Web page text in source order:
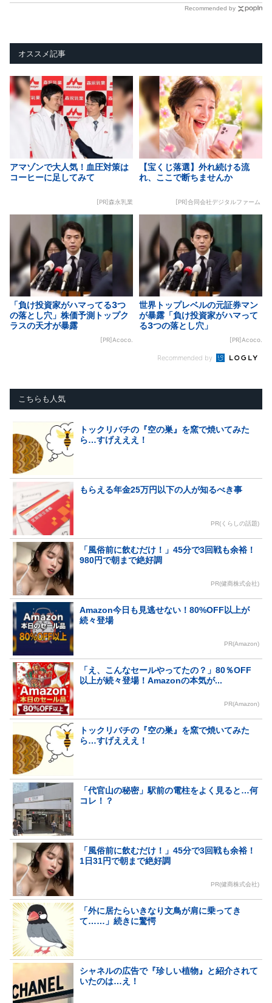
Recommended by
オススメ記事
アマゾンで大人気！血圧対策は
コーヒーに足してみて
[PR]森永乳業
【宝くじ落選】外れ続ける流
れ、ここで断ちませんか
[PR]合同会社デジタルファーム
「負け投資家がハマってる3つ
の落とし穴」株価予測トップク
ラスの天才が暴露
[PR]Acoco.
世界トップレベルの元証券マン
が暴露「負け投資家がハマって
る3つの落とし穴」
[PR]Acoco.
Recommended by
こちらも人気
トックリバチの『空の巣』を窯で焼いてみた
ら…すげえええ！
もらえる年金25万円以下の人が知るべき事
PR(くらしの話題)
「風俗前に飲むだけ！」45分で3回戦も余裕！
980円で朝まで絶好調
PR(健商株式会社)
Amazon今日も見逃せない！80%OFF以上が
続々登場
PR(Amazon)
「え、こんなセールやってたの？」80％OFF
以上が続々登場！Amazonの本気が...
PR(Amazon)
トックリバチの『空の巣』を窯で焼いてみた
ら…すげえええ！
「代官山の秘密」駅前の電柱をよく見ると…何
コレ！？
「風俗前に飲むだけ！」45分で3回戦も余裕！
1日31円で朝まで絶好調
PR(健商株式会社)
「外に居たらいきなり文鳥が肩に乗ってき
て……」続きに驚愕
シャネルの広告で『珍しい植物』と紹介されて
いたのは…え！